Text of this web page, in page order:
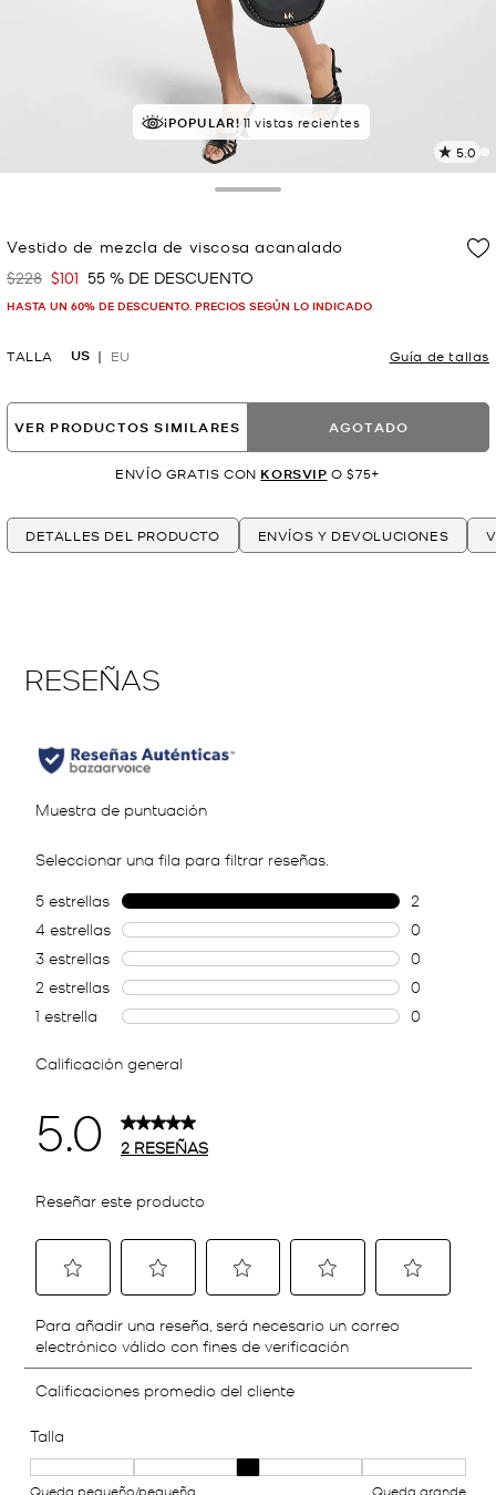
¡POPULAR!11 vistas recientes
5.0
2
Vestido de mezcla de viscosa acanalado
Era
$228 Ahora
$101 55 % DE DESCUENTO
HASTA UN 60% DE DESCUENTO. PRECIOS SEGÚN LO INDICADO
TALLA US EU Guía de tallas
VER PRODUCTOS SIMILARES AGOTADO
ENVÍO GRATIS CON KORSVIP O $75+
DETALLES DEL PRODUCTO ENVÍOS Y DEVOLUCIONES